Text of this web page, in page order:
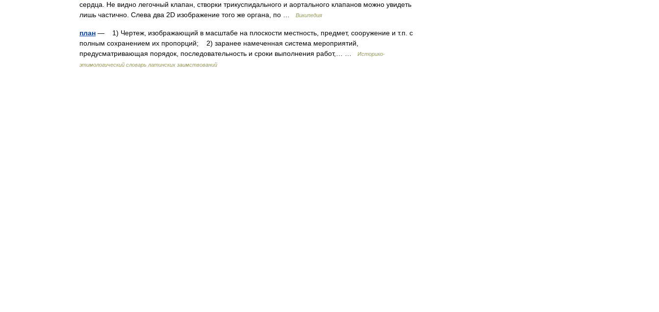
сердца. Не видно легочный клапан, створки трикуспидального и аортального клапанов можно увидеть
лишь частично. Слева два 2D изображение того же органа, по …
Википедия
план — 1) Чертеж, изображающий в масштабе на плоскости местность, предмет, сооружение и т.п. с
полным сохранением их пропорций; 2) заранее намеченная система мероприятий,
предусматривающая порядок, последовательность и сроки выполнения работ,… …
Историко-
этимологический словарь латинских заимствований